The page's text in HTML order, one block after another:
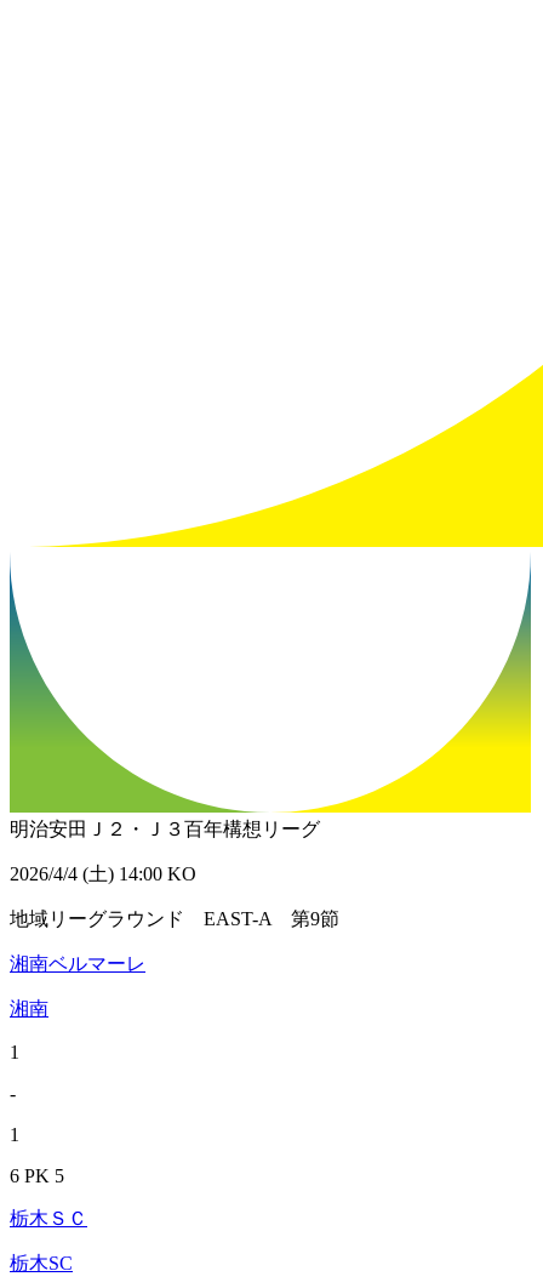
明治安田Ｊ２・Ｊ３百年構想リーグ
2026/4/4 (土) 14:00 KO
地域リーグラウンド EAST-A 第9節
湘南ベルマーレ
湘南
1
-
1
6 PK 5
栃木ＳＣ
栃木SC